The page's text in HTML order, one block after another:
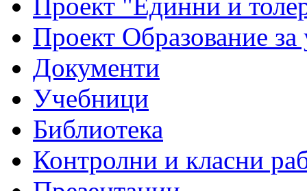
Проект Образование
Документи
Учебници
Библиотека
Контролни и класни